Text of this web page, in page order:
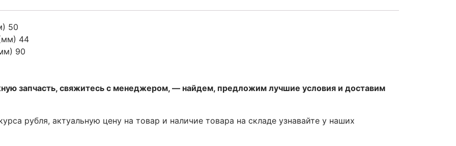
50
44
90
запчасть, свяжитесь с менеджером, — найдем, предложим лучшие условия и доставим
рубля, актуальную цену на товар и наличие товара на складе узнавайте у наших